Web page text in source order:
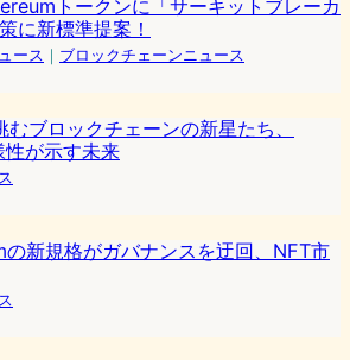
トークンに「サーキットブレーカ
に新標準提案！
ース ｜ ブロックチェーンニュース
ブロックチェーンの新星たち、
が示す未来
新規格がガバナンスを迂回、NFT市